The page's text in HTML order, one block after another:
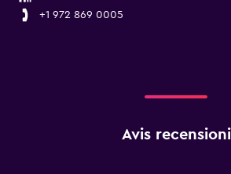
+1 972 869 0005
Avis recensioni